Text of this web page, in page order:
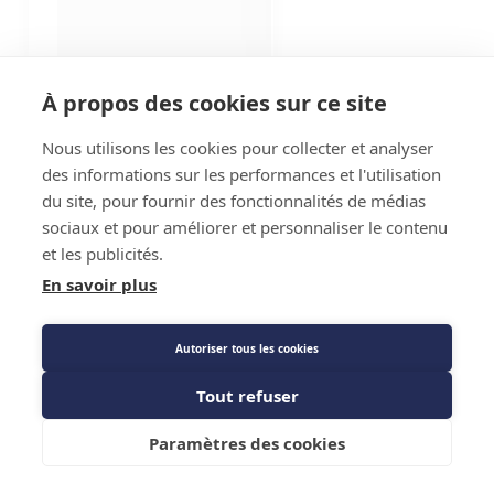
À propos des cookies sur ce site
Nous utilisons les cookies pour collecter et analyser
des informations sur les performances et l'utilisation
du site, pour fournir des fonctionnalités de médias
sociaux et pour améliorer et personnaliser le contenu
et les publicités.
En savoir plus
Autoriser tous les cookies
Tout refuser
Paramètres des cookies